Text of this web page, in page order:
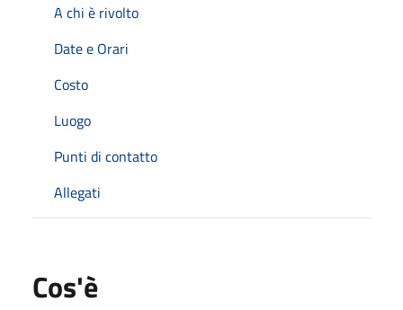
A chi è rivolto
Date e Orari
Costo
Luogo
Punti di contatto
Allegati
Cos'è